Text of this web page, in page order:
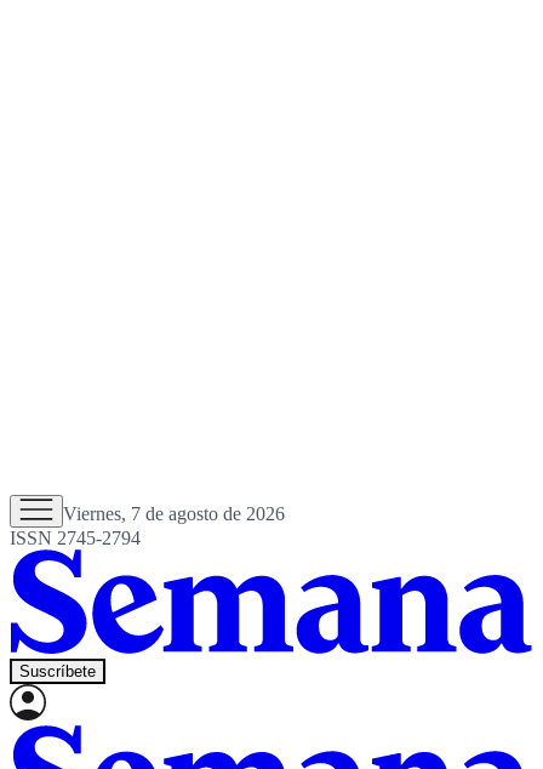
Viernes, 7 de agosto de 2026
ISSN 2745-2794
Suscríbete